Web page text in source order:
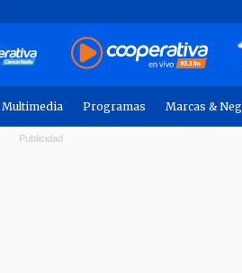
Multimedia Programas Marcas &